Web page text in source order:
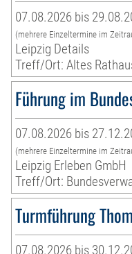
07.08.2026 bis
(mehrere Einzeltermine im
Leipzig Details
Treff/Ort: Altes
Führung im
07.08.2026 bis
(mehrere Einzeltermine im
Leipzig Erleben GmbH
Treff/Ort:
Turmführung
07.08.2026 bis